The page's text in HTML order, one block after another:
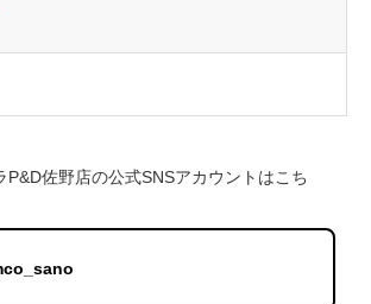
P&D佐野店の公式SNSアカウントはこち